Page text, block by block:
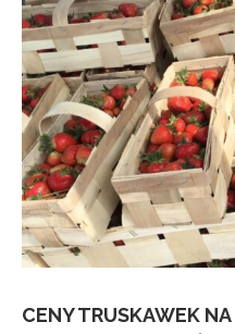
CENY TRUSKAWEK